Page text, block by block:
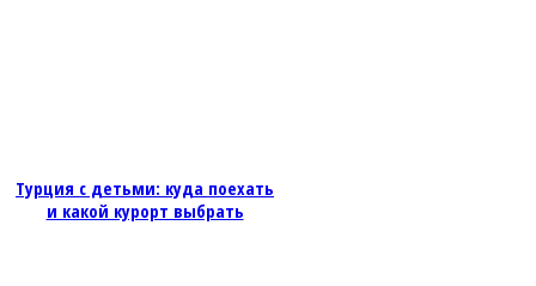
Турция с детьми: куда поехать
и какой курорт выбрать